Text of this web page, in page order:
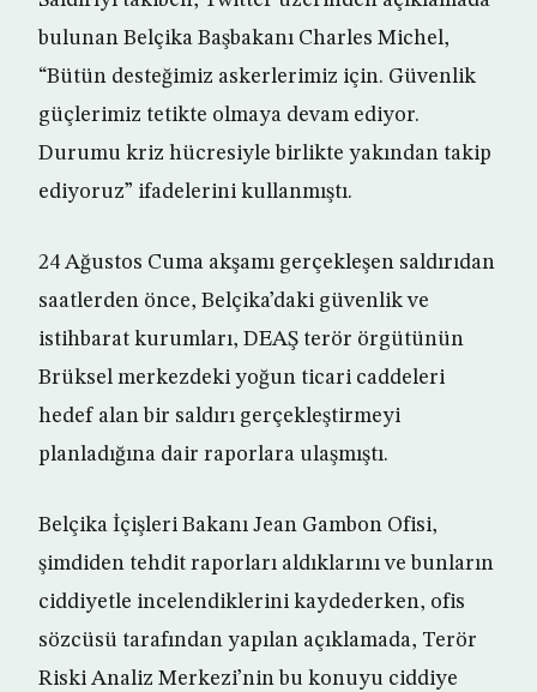
bulunan Belçika Başbakanı Charles Michel,
“Bütün desteğimiz askerlerimiz için. Güvenlik
güçlerimiz tetikte olmaya devam ediyor.
Durumu kriz hücresiyle birlikte yakından takip
ediyoruz” ifadelerini kullanmıştı.
24 Ağustos Cuma akşamı gerçekleşen saldırıdan
saatlerden önce, Belçika’daki güvenlik ve
istihbarat kurumları, DEAŞ terör örgütünün
Brüksel merkezdeki yoğun ticari caddeleri
hedef alan bir saldırı gerçekleştirmeyi
planladığına dair raporlara ulaşmıştı.
Belçika İçişleri Bakanı Jean Gambon Ofisi,
şimdiden tehdit raporları aldıklarını ve bunların
ciddiyetle incelendiklerini kaydederken, ofis
sözcüsü tarafından yapılan açıklamada, Terör
Riski Analiz Merkezi’nin bu konuyu ciddiye